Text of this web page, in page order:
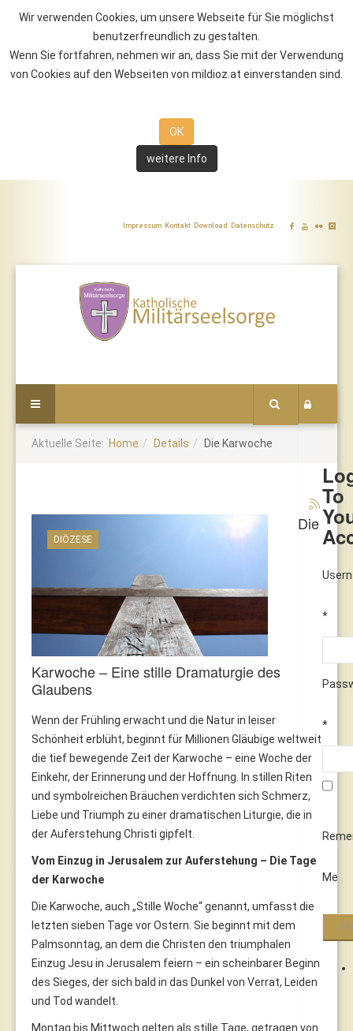
Wir verwenden Cookies, um unsere Webseite für Sie möglichst
benutzerfreundlich zu gestalten.
Wenn Sie fortfahren, nehmen wir an, dass Sie mit der Verwendung
von Cookies auf den Webseiten von mildioz.at einverstanden sind.
OK
weitere Info
Impressum Kontakt Download Datenschutz
To
*
*
Me
Aktuelle Seite: Home Details Die Karwoche
DIÖZESE
Die
Karwoche – Eine stille Dramaturgie des
Glaubens
Wenn der Frühling erwacht und die Natur in leiser
Schönheit erblüht, beginnt für Millionen Gläubige weltweit
die tief bewegende Zeit der Karwoche – eine Woche der
Einkehr, der Erinnerung und der Hoffnung. In stillen Riten
und symbolreichen Bräuchen verdichten sich Schmerz,
Liebe und Triumph zu einer dramatischen Liturgie, die in
der Auferstehung Christi gipfelt.
Vom Einzug in Jerusalem zur Auferstehung – Die Tage
der Karwoche
Die Karwoche, auch „Stille Woche“ genannt, umfasst die
letzten sieben Tage vor Ostern. Sie beginnt mit dem
Palmsonntag, an dem die Christen den triumphalen
Einzug Jesu in Jerusalem feiern – ein scheinbarer Beginn
des Sieges, der sich bald in das Dunkel von Verrat, Leiden
und Tod wandelt.
Montag bis Mittwoch gelten als stille Tage, getragen von